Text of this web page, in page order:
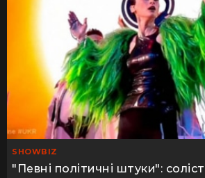
SHOWBIZ
"Певні політичні штуки":